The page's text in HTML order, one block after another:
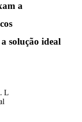
a
solução ideal
L